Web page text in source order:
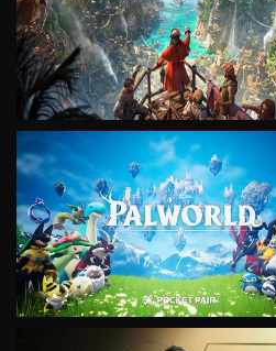
VIEW
VIEW